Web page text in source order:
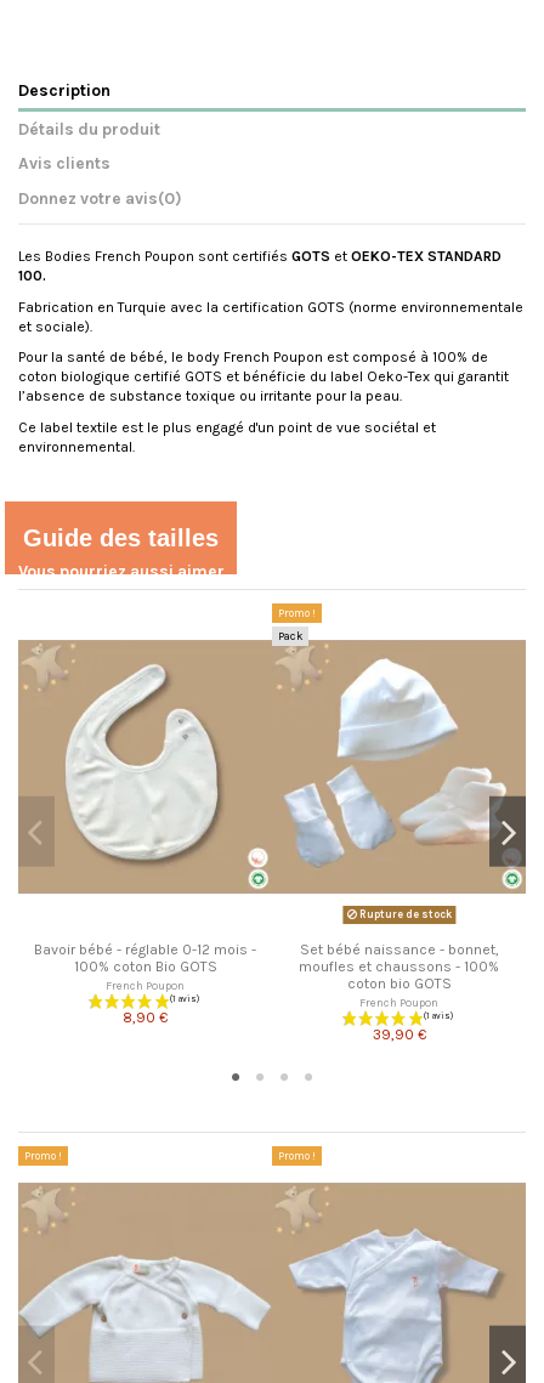
Description
Détails du produit
Avis clients
Donnez votre avis(0)
Les Bodies French Poupon sont certifiés GOTS et OEKO-TEX STANDARD
100.
Fabrication en Turquie avec la certification GOTS (norme environnementale
et sociale).
Pour la santé de bébé, le body French Poupon est composé à 100% de
coton biologique certifié GOTS et bénéficie du label Oeko-Tex qui garantit
l’absence de substance toxique ou irritante pour la peau.
Ce label textile est le plus engagé d'un point de vue sociétal et
environnemental.
10
Basé sur 1 avis
Clémence p.
Publié le 10/02/2023 à 16:58 (Date de commande : 31/01/2023)
Très joli, très agréable, de bonne qualité.
Guide des tailles
Vous pourriez aussi aimer
Bavoir bébé - réglable 0-12 mois -
100% coton Bio GOTS
French Poupon
8,90 €
Promo !
Pack
Rupture de stock
Set bébé naissance - bonnet,
moufles et chaussons - 100%
coton bio GOTS
French Poupon
39,90 €
Promo ! Promo !